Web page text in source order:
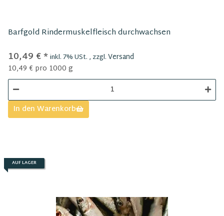
Barfgold Rindermuskelfleisch durchwachsen
10,49 €*inkl. 7% USt. , zzgl.Versand
10,49 € pro 1000 g
In den Warenkorb
AUF LAGER